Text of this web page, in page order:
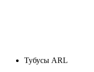
Тубусы ARL